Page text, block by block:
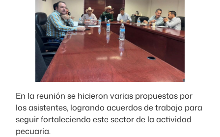
En la reunión se hicieron varias propuestas por
los asistentes, logrando acuerdos de trabajo para
seguir fortaleciendo este sector de la actividad
pecuaria.